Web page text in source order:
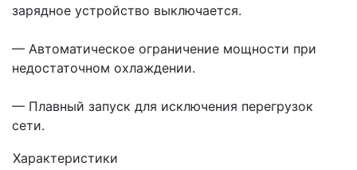
зарядное устройство выключается.
— Автоматическое ограничение мощности при
недостаточном охлаждении.
— Плавный запуск для исключения перегрузок
сети.
Характеристики